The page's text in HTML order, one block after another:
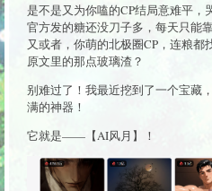
是不是又为你嗑的CP结局意难平，
官方发的糖还没刀子多，每天只能
又或者，你萌的北极圈CP，连粮
原文里的那点玻璃渣？
别难过了！我最近挖到了一个宝藏
满的神器！
它就是——【AI风月】！